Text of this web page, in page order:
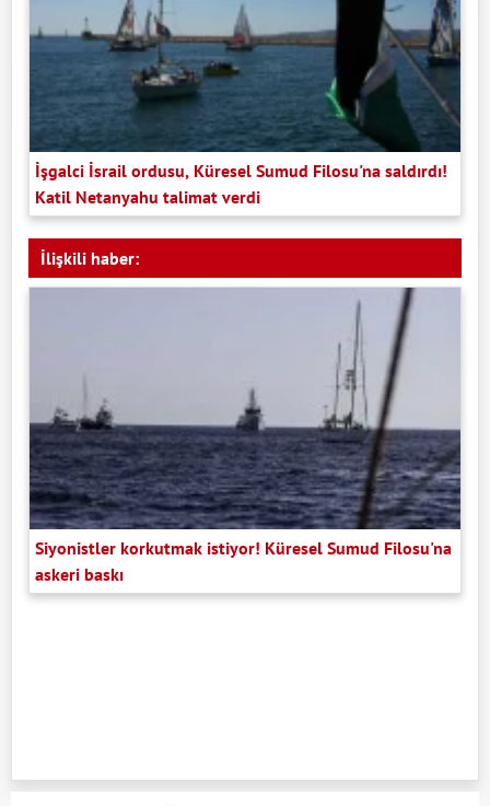
İşgalci İsrail ordusu, Küresel Sumud Filosu'na saldırdı!
Katil Netanyahu talimat verdi
İlişkili haber:
Siyonistler korkutmak istiyor! Küresel Sumud Filosu'na
askeri baskı